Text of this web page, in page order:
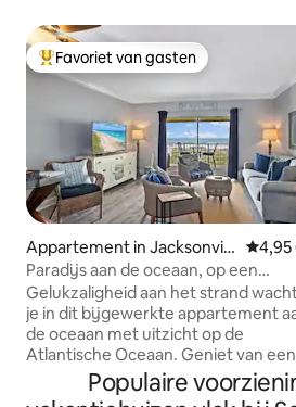
Topfavoriet van gasten
Favoriet van gasten
Appartement in Jacksonvill
e Beach
4,95
Paradijs aan de oceaan, op een
steenworp afstand van het strand!
Gelukzaligheid aan het strand
je in dit bijgewerkte appartement
de oceaan met uitzicht op de
Atlantische Oceaan. Geniet van een
prachtig vrij uitzicht op de oceaan
de ruime woonkamer op de 2e
Populaire